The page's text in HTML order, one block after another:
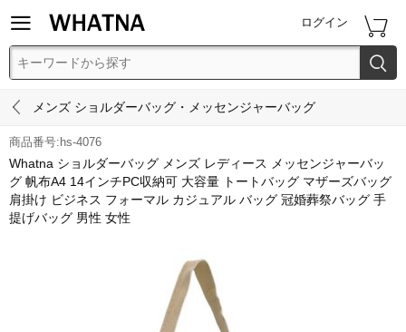
 ログイン 

 メンズ ショルダーバッグ・メッセンジャーバッグ
商品番号:hs-4076
Whatna ショルダーバッグ メンズ レディース メッセンジャーバッ
グ 帆布A4 14インチPC収納可 大容量 トートバッグ マザーズバッグ
肩掛け ビジネス フォーマル カジュアル バッグ 冠婚葬祭バッグ 手
提げバッグ 男性 女性